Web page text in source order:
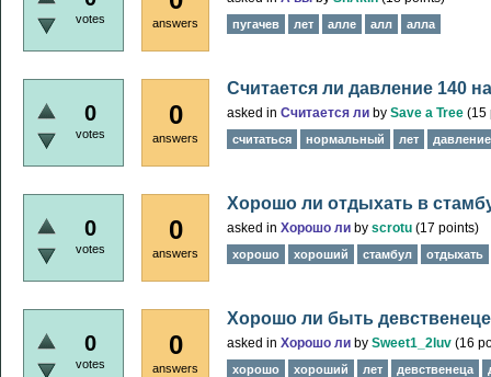
votes answers пугачев лет алле алл алла
0
votes
0
answers
Считается ли давление 140
asked in Считается ли by Save a Tree (15
считаться нормальный лет давление
0
votes
0
answers
Хорошо ли отдыхать в
asked in Хорошо ли by scrotu (17 points)
хорошо хороший стамбул отдыхать
0
votes
0
answers
Хорошо ли быть
asked in Хорошо ли by Sweet1_2luv (16
хорошо хороший лет девственеца